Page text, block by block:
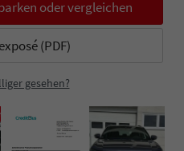
oder vergleichen
(PDF)
gesehen?